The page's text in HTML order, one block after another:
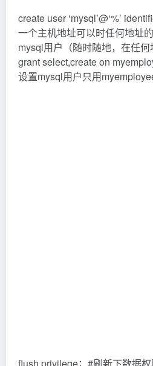
create user ‘mysql’@‘%’
一个主机地址可以时任何地址
mysql用户（随时随地，在任何
grant select,create on
设置mysql用户只用